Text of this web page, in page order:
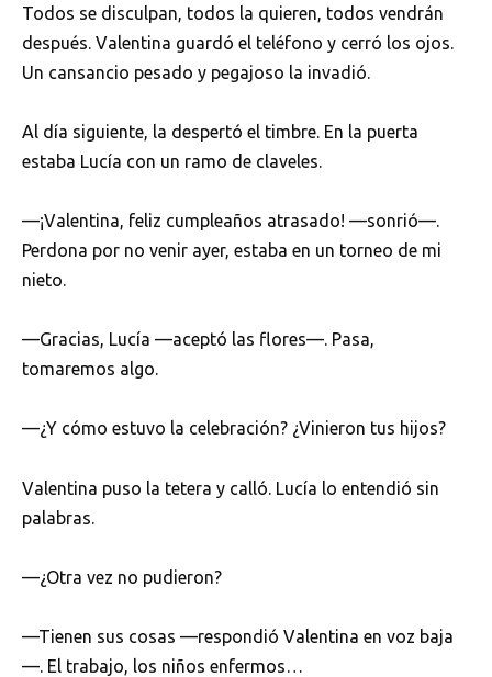
Todos se disculpan, todos la quieren, todos vendrán
después. Valentina guardó el teléfono y cerró los ojos.
Un cansancio pesado y pegajoso la invadió.
Al día siguiente, la despertó el timbre. En la puerta
estaba Lucía con un ramo de claveles.
—¡Valentina, feliz cumpleaños atrasado! —sonrió—.
Perdona por no venir ayer, estaba en un torneo de mi
nieto.
—Gracias, Lucía —aceptó las flores—. Pasa,
tomaremos algo.
—¿Y cómo estuvo la celebración? ¿Vinieron tus hijos?
Valentina puso la tetera y calló. Lucía lo entendió sin
palabras.
—¿Otra vez no pudieron?
—Tienen sus cosas —respondió Valentina en voz baja
—. El trabajo, los niños enfermos…